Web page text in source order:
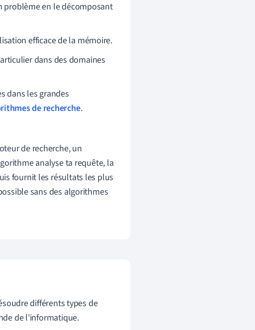
problème en le décomposant
efficace de la mémoire.
dans des domaines
dans les grandes
de recherche.
de recherche, un
analyse ta requête, la
fournit les résultats les plus
sans des algorithmes
différents types de
de l'informatique.